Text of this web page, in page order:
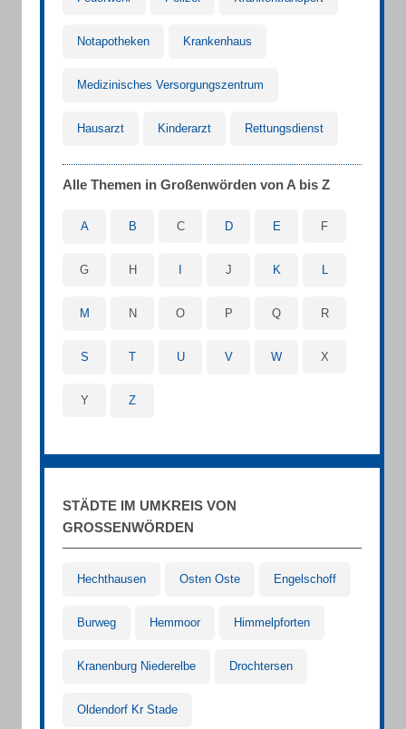
Notapotheken Krankenhaus
Medizinisches Versorgungszentrum
Hausarzt Kinderarzt Rettungsdienst
Alle Themen in Großenwörden von A bis Z
A B C D E F
G H J K L
M N O P Q R
S T U V W X
Y Z
STÄDTE IM UMKREIS VON
GROSSENWÖRDEN
Hechthausen Osten Oste Engelschoff
Burweg Hemmoor Himmelpforten
Kranenburg Niederelbe Drochtersen
Oldendorf Kr Stade